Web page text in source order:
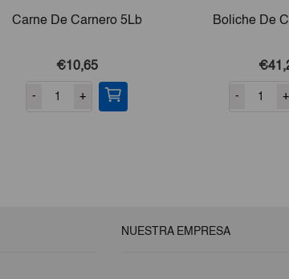
Carne De Carnero 5Lb
€10,65
- +
Boliche De
- +
NUESTRA EMPRESA